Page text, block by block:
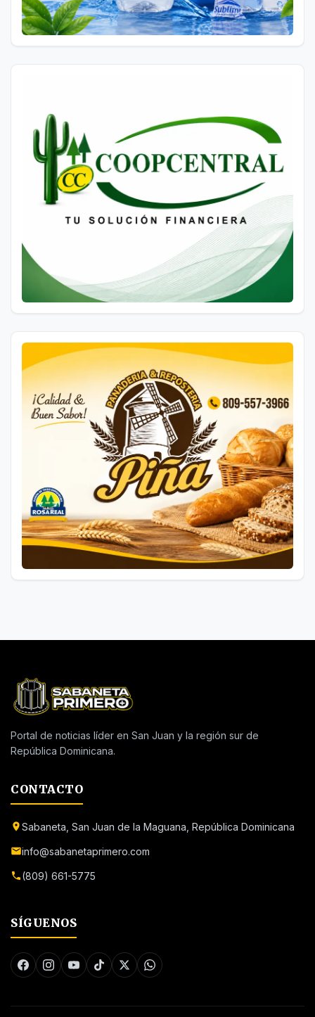
Portal de noticias líder en San Juan y la región sur de
República Dominicana.
CONTACTO
Sabaneta, San Juan de la Maguana, República Dominicana
info@sabanetaprimero.com
(809) 661-5775
SÍGUENOS